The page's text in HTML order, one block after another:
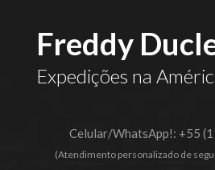
Freddy
Expedições na
Celular/WhatsApp!: +55
(Atendimento personalizado de